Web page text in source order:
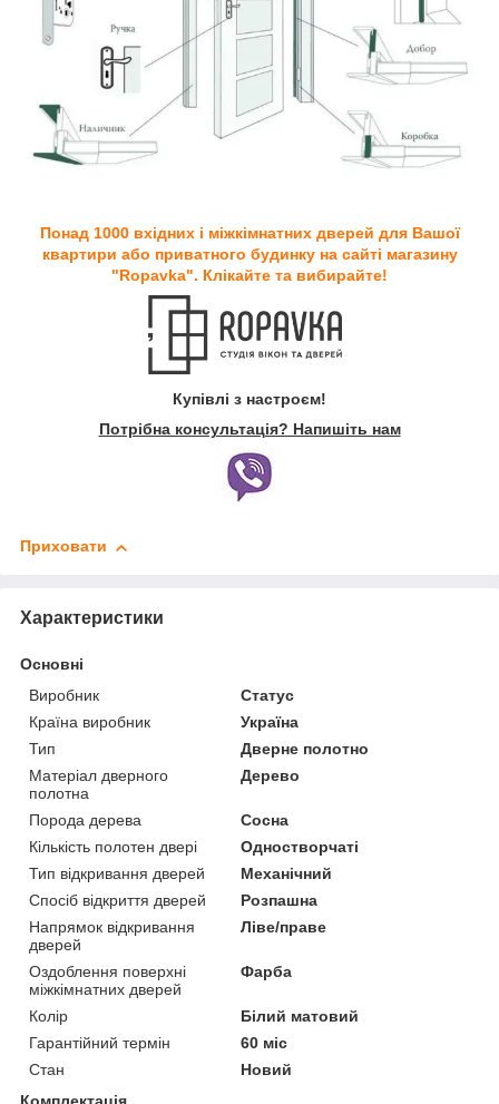
Понад 1000 вхідних і міжкімнатних дверей для Вашої
квартири або приватного будинку на сайті магазину
"Ropavka". Клікайте та вибирайте!
Купівлі з настроєм!
Потрібна консультація? Напишіть нам
Приховати
Характеристики
Основні
Виробник
Статус
Країна виробник
Україна
Тип
Дверне полотно
Матеріал дверного
полотна
Дерево
Порода дерева
Сосна
Кількість полотен двері
Одностворчаті
Тип відкривання дверей
Механічний
Спосіб відкриття дверей
Розпашна
Напрямок відкривання
дверей
Ліве/праве
Оздоблення поверхні
міжкімнатних дверей
Фарба
Колір
Білий матовий
Гарантійний термін
60 міс
Стан
Новий